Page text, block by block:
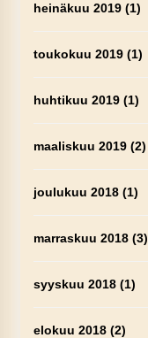
heinäkuu 2019(1)
toukokuu 2019(1)
huhtikuu 2019(1)
maaliskuu 2019(2)
joulukuu 2018(1)
marraskuu 2018(3)
syyskuu 2018(1)
elokuu 2018(2)